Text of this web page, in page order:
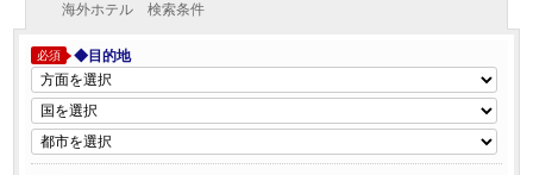
海外ホテル 検索条件
必須 ◆目的地